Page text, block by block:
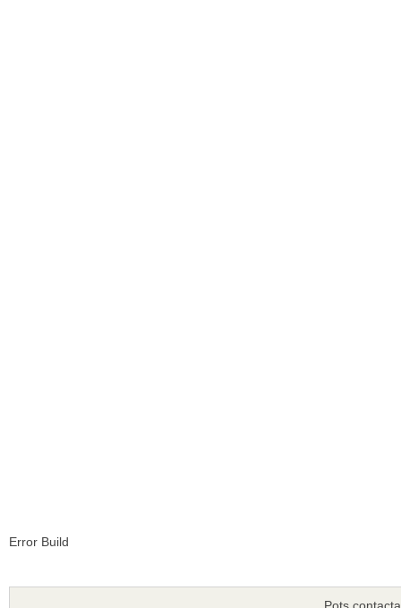
Error Build